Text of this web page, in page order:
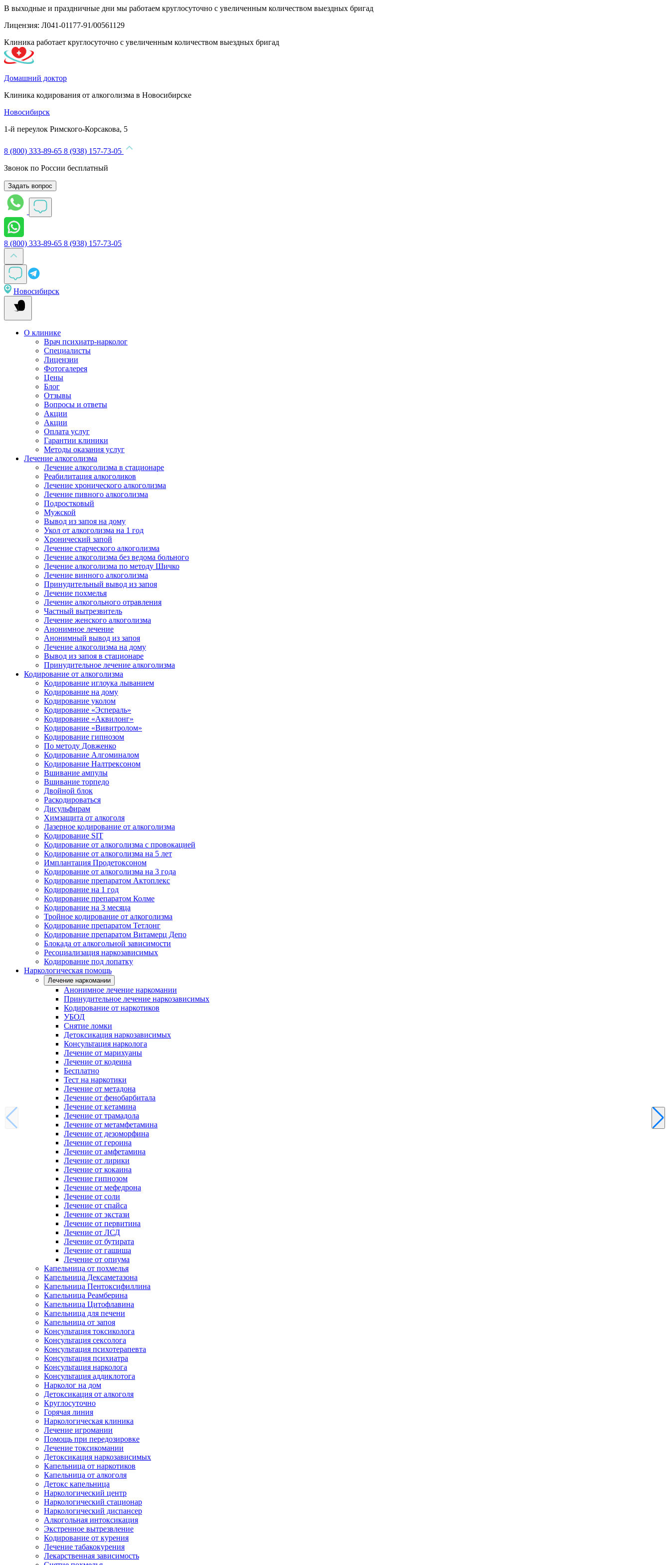
В выходные и праздничные дни мы работаем круглосуточно с увеличенным количеством выездных бригад
Лицензия: Л041-01177-91/00561129
Клиника работает круглосуточно с увеличенным количеством выездных бригад
Домашний доктор
Клиника кодирования от алкоголизма в Новосибирске
Новосибирск
1-й переулок Римского-Корсакова, 5
8 (800) 333-89-65 8 (938) 157-73-05
Звонок по России бесплатный
Задать вопрос
8 (800) 333-89-65 8 (938) 157-73-05
Новосибирск
О клинике
Врач психиатр-нарколог
Специалисты
Лицензии
Фотогалерея
Цены
Блог
Отзывы
Вопросы и ответы
Акции
Акции
Оплата услуг
Гарантии клиники
Методы оказания услуг
Лечение алкоголизма
Лечение алкоголизма в стационаре
Реабилитация алкоголиков
Лечение хронического алкоголизма
Лечение пивного алкоголизма
Подростковый
Мужской
Вывод из запоя на дому
Укол от алкоголизма на 1 год
Хронический запой
Лечение старческого алкоголизма
Лечение алкоголизма без ведома больного
Лечение алкоголизма по методу Шичко
Лечение винного алкоголизма
Принудительный вывод из запоя
Лечение похмелья
Лечение алкогольного отравления
Частный вытрезвитель
Лечение женского алкоголизма
Анонимное лечение
Анонимный вывод из запоя
Лечение алкоголизма на дому
Вывод из запоя в стационаре
Принудительное лечение алкоголизма
Кодирование от алкоголизма
Кодирование иглоука лыванием
Кодирование на дому
Кодирование уколом
Кодирование «Эспераль»
Кодирование «Аквилонг»
Кодирование «Вивитролом»
Кодирование гипнозом
По методу Довженко
Кодирование Алгоминалом
Кодирование Налтрексоном
Вшивание ампулы
Вшивание торпедо
Двойной блок
Раскодироваться
Дисульфирам
Химзащита от алкоголя
Лазерное кодирование от алкоголизма
Кодирование SIT
Кодирование от алкоголизма с провокацией
Кодирование от алкоголизма на 5 лет
Имплантация Продетоксоном
Кодирование от алкоголизма на 3 года
Кодирование препаратом Актоплекс
Кодирование на 1 год
Кодирование препаратом Колме
Кодирование на 3 месяца
Тройное кодирование от алкоголизма
Кодирование препаратом Тетлонг
Кодирование препаратом Витамерц Депо
Блокада от алкогольной зависимости
Ресоциализация наркозависимых
Кодирование под лопатку
Наркологическая помощь
Лечение наркомании
Анонимное лечение наркомании
Принудительное лечение наркозависимых
Кодирование от наркотиков
УБОД
Снятие ломки
Детоксикация наркозависимых
Консультация нарколога
Лечение от марихуаны
Лечение от кодеина
Бесплатно
Тест на наркотики
Лечение от метадона
Лечение от фенобарбитала
Лечение от кетамина
Лечение от трамадола
Лечение от метамфетамина
Лечение от дезоморфина
Лечение от героина
Лечение от амфетамина
Лечение от лирики
Лечение от кокаина
Лечение гипнозом
Лечение от мефедрона
Лечение от соли
Лечение от спайса
Лечение от экстази
Лечение от первитина
Лечение от ЛСД
Лечение от бутирата
Лечение от гашиша
Лечение от опиума
Капельница от похмелья
Капельница Дексаметазона
Капельница Пентоксифиллина
Капельница Реамберина
Капельница Цитофлавина
Капельница для печени
Капельница от запоя
Консультация токсиколога
Консультация сексолога
Консультация психотерапевта
Консультация психиатра
Консультация нарколога
Консультация аддиклотога
Нарколог на дом
Детоксикация от алкоголя
Круглосуточно
Горячая линия
Наркологическая клиника
Лечение игромании
Помощь при передозировке
Лечение токсикомании
Детоксикация наркозависимых
Капельница от наркотиков
Капельница от алкоголя
Детокс капельница
Наркологический центр
Наркологический стационар
Наркологический диспансер
Алкогольная интоксикация
Экстренное вытрезвление
Кодирование от курения
Лечение табакокурения
Лекарственная зависимость